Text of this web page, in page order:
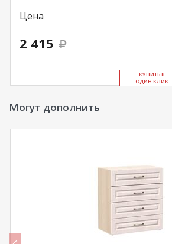
Цена
2 415
КУ­ПИТЬ В
ОДИН КЛИК
Могут дополнить